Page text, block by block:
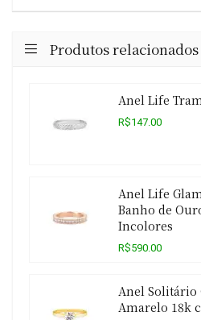
Produtos relacionados
Anel Life
R$147.00
Anel Life
Banho de
Incolores
R$590.00
Anel Solitário
Amarelo 18k